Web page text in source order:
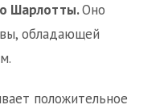
Шарлотты.Оно
обладающей
положительное